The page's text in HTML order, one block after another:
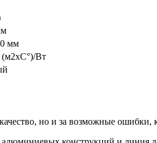
мм
(м2xC°)/Вт
но и за возможные